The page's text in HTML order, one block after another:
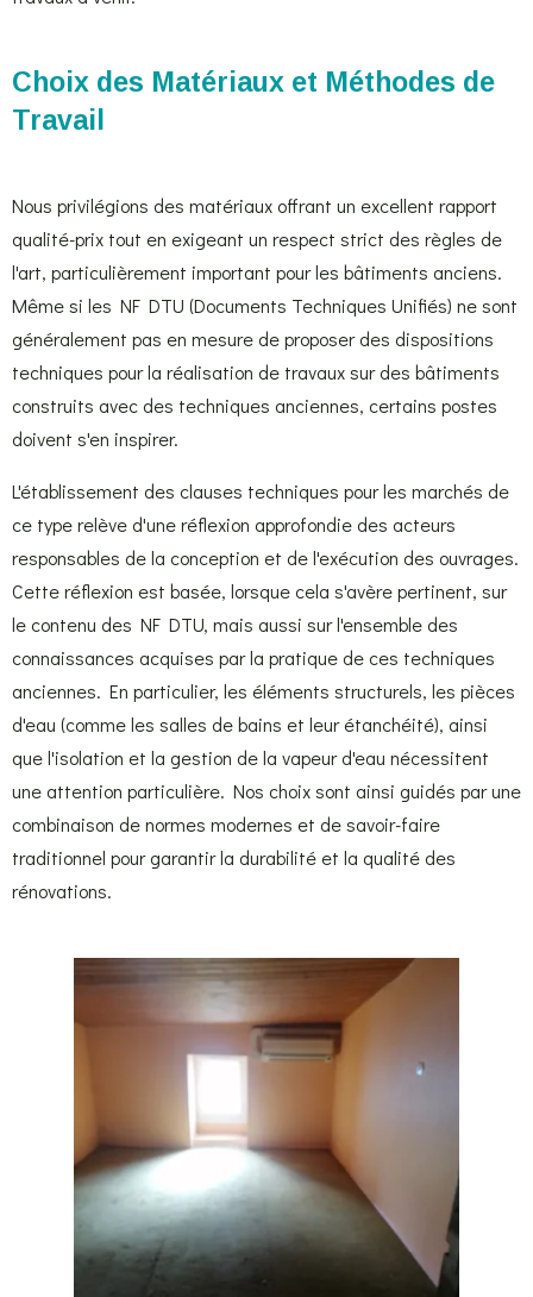
Choix des Matériaux et Méthodes de
Travail
Nous privilégions des matériaux offrant un excellent rapport
qualité-prix tout en exigeant un respect strict des règles de
l'art, particulièrement important pour les bâtiments anciens.
Même si les NF DTU (Documents Techniques Unifiés) ne sont
généralement pas en mesure de proposer des dispositions
techniques pour la réalisation de travaux sur des bâtiments
construits avec des techniques anciennes, certains postes
doivent s'en inspirer.
L'établissement des clauses techniques pour les marchés de
ce type relève d'une réflexion approfondie des acteurs
responsables de la conception et de l'exécution des ouvrages.
Cette réflexion est basée, lorsque cela s'avère pertinent, sur
le contenu des NF DTU, mais aussi sur l'ensemble des
connaissances acquises par la pratique de ces techniques
anciennes. En particulier, les éléments structurels, les pièces
d'eau (comme les salles de bains et leur étanchéité), ainsi
que l'isolation et la gestion de la vapeur d'eau nécessitent
une attention particulière. Nos choix sont ainsi guidés par une
combinaison de normes modernes et de savoir-faire
traditionnel pour garantir la durabilité et la qualité des
rénovations.